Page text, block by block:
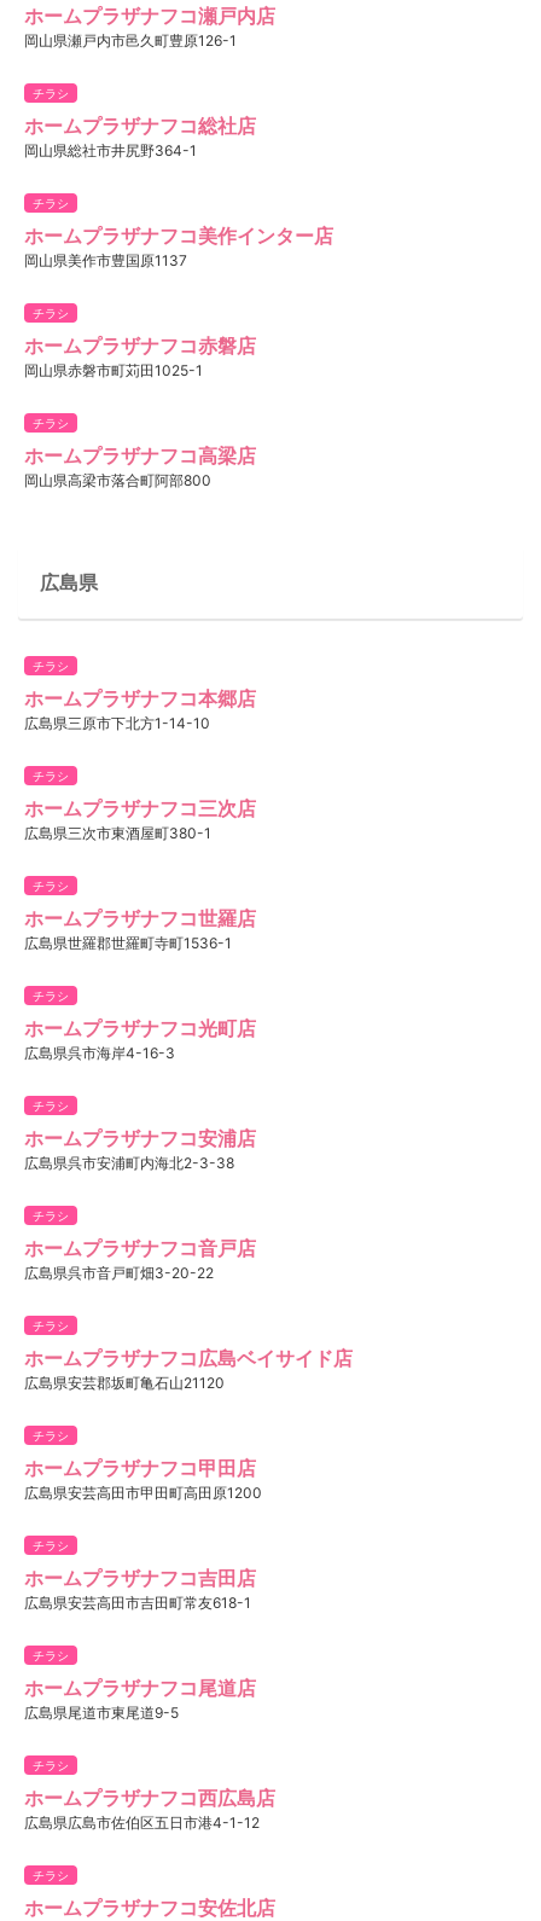
ホームプラザナフコ瀬戸内店
岡山県瀬戸内市邑久町豊原126-1
チラシ
ホームプラザナフコ総社店
岡山県総社市井尻野364-1
チラシ
ホームプラザナフコ美作インター店
岡山県美作市豊国原1137
チラシ
ホームプラザナフコ赤磐店
岡山県赤磐市町苅田1025-1
チラシ
ホームプラザナフコ高梁店
岡山県高梁市落合町阿部800
広島県
チラシ
ホームプラザナフコ本郷店
広島県三原市下北方1-14-10
チラシ
ホームプラザナフコ三次店
広島県三次市東酒屋町380-1
チラシ
ホームプラザナフコ世羅店
広島県世羅郡世羅町寺町1536-1
チラシ
ホームプラザナフコ光町店
広島県呉市海岸4-16-3
チラシ
ホームプラザナフコ安浦店
広島県呉市安浦町内海北2-3-38
チラシ
ホームプラザナフコ音戸店
広島県呉市音戸町畑3-20-22
チラシ
ホームプラザナフコ広島ベイサイド店
広島県安芸郡坂町亀石山21120
チラシ
ホームプラザナフコ甲田店
広島県安芸高田市甲田町高田原1200
チラシ
ホームプラザナフコ吉田店
広島県安芸高田市吉田町常友618-1
チラシ
ホームプラザナフコ尾道店
広島県尾道市東尾道9-5
チラシ
ホームプラザナフコ西広島店
広島県広島市佐伯区五日市港4-1-12
チラシ
ホームプラザナフコ安佐北店